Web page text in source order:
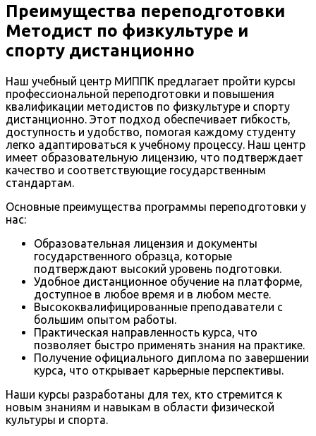
Преимущества переподготовки
Методист по физкультуре и
спорту дистанционно
Наш учебный центр МИППК предлагает пройти курсы
профессиональной переподготовки и повышения
квалификации методистов по физкультуре и спорту
дистанционно. Этот подход обеспечивает гибкость,
доступность и удобство, помогая каждому студенту
легко адаптироваться к учебному процессу. Наш центр
имеет образовательную лицензию, что подтверждает
качество и соответствующие государственным
стандартам.
Основные преимущества программы переподготовки у
нас:
Образовательная лицензия и документы
государственного образца, которые
подтверждают высокий уровень подготовки.
Удобное дистанционное обучение на платформе,
доступное в любое время и в любом месте.
Высококвалифицированные преподаватели с
большим опытом работы.
Практическая направленность курса, что
позволяет быстро применять знания на практике.
Получение официального диплома по завершении
курса, что открывает карьерные перспективы.
Наши курсы разработаны для тех, кто стремится к
новым знаниям и навыкам в области физической
культуры и спорта.